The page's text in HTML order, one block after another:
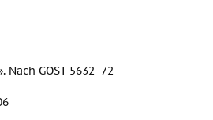
GOST 5632−72